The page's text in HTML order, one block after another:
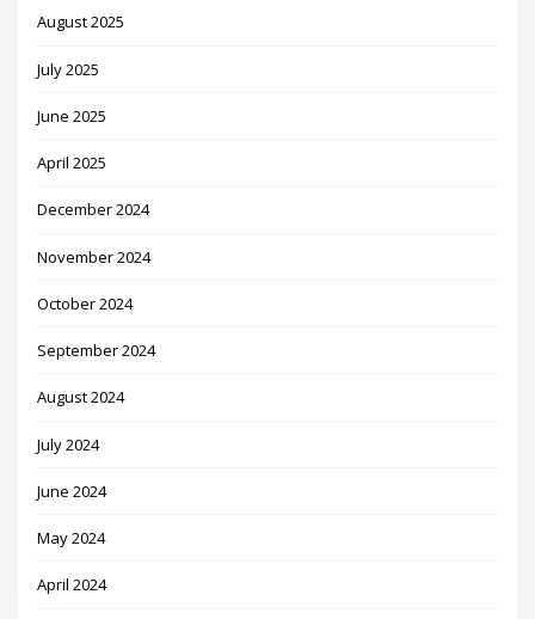
August 2025
July 2025
June 2025
April 2025
December 2024
November 2024
October 2024
September 2024
August 2024
July 2024
June 2024
May 2024
April 2024